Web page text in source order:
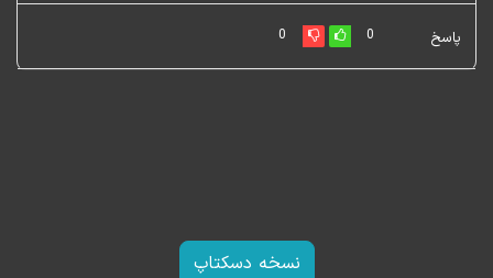
پاسخ 0
0
نسخه دسکتاپ